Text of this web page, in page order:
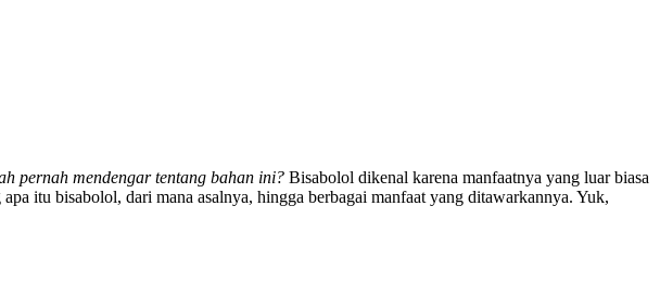
pernah mendengar tentang bahan ini? Bisabolol dikenal karena manfaatnya yang luar biasa
itu bisabolol, dari mana asalnya, hingga berbagai manfaat yang ditawarkannya. Yuk,